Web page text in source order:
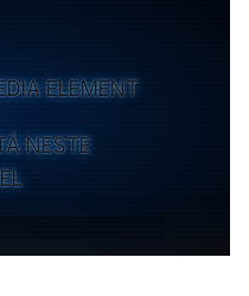
ELEMENT
NESTE